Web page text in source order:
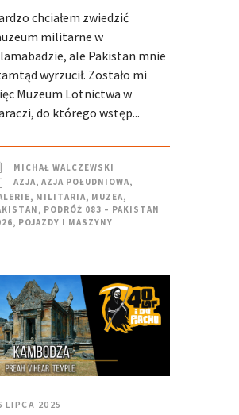
chciałem zwiedzić
militarne w
ale Pakistan mnie
wyrzucił. Zostało mi
Muzeum Lotnictwa w
do którego wstęp...
MICHAŁ WALCZEWSKI
AZJA, AZJA POŁUDNIOWA,
, MILITARIA, MUZEA,
, PODRÓŻ 083 – PAKISTAN
, POJAZDY I MASZYNY
LIPCA 2025